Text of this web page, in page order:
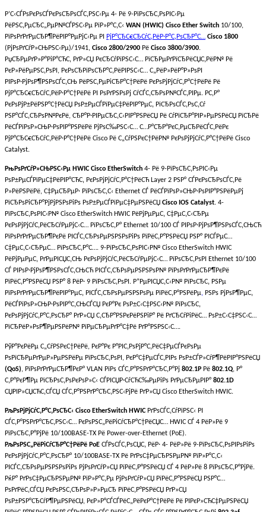
Р’С‹СЃРѕРєРѕСЃРєРѕСЂРѕСЃС‚РЅС‹Рµ 4- Рё 9-РїРѕСЂС‚РѕРІС‹Рµ
РёРЅС‚РµСЂС„РµР№СЃРЅС‹Рµ РїР»Р°С‚С‹ WAN ( HWIC) Cisco Ether Switch 10/100,
РїРѕРґРґРµСЂР¶РёРІР°РµРјС‹Рµ РІ
РјР°СЂС€СЂСѓС‚РёР·Р°С‚РѕСЂР°С… Cisco 1800
(РјРѕРґСѓР»СЊРЅС‹Рµ)/1941, Cisco 2800/2900 Рё Cisco 3800/3900.
РџСЂРµРґР»Р°РіР°СЋС‚ РґР»СЏ РєСЂСѓРїРЅС‹С… РїСЂРµРґРїСЂРёСЏС‚РёР№ Рё
РєР»РёРµРЅС‚РѕРІ, РєРѕСЂРїРѕСЂР°С‚РёРІРЅС‹С… С„РёР»РёР°Р»РѕРІ
РІРѕР·РјРѕР¶РЅРѕСЃС‚СЊ РёРЅС‚РµРіСЂР°С†РёРё РєРѕРјРјСѓС‚Р°С†РёРё Рё
РјР°СЂС€СЂСѓС‚РёР·Р°С†РёРё РІ РѕРґРЅРѕРј СѓСЃС‚СЂРѕР№СЃС‚РІРµ. Р­С‚Р°
РєРѕРјР±РёРЅР°С†РёСЏ РѕР±РµСЃРїРµС‡РёРІР°РµС‚ РїСЂРѕСЃС‚РѕС‚Сѓ
РЅР°СЃС‚СЂРѕР№РєРё, СЂР°Р·РІРµСЂС‚С‹РІР°РЅРёСЏ Рё СѓРїСЂР°РІР»РµРЅРёСЏ РїСЂРё
РёСЃРїРѕР»СЊР·РѕРІР°РЅРёРё РјРѕС‰РЅС‹С… С…Р°СЂР°РєС‚РµСЂРёСЃС‚РёРє
РјР°СЂС€СЂСѓС‚РёР·Р°С†РёРё Cisco Рё С„СѓРЅРєС†РёР№ РєРѕРјРјСѓС‚Р°С†РёРё Cisco
Catalyst.
РњРѕРґСѓР»СЊРЅС‹Рµ HWIC Cisco EtherSwitch 4- Рё 9-РїРѕСЂС‚РѕРІС‹Рµ
РѕР±РµСЃРїРµС‡РёРІР°СЋС‚ РєРѕРјРјСѓС‚Р°С†РёСЋ Layer 2 РЅР° СЃРєРѕСЂРѕСЃС‚Рё
Р»РёРЅРёРё, С‡РµСЂРµР· РїРѕСЂС‚С‹ Ethernet СЃ РёСЃРїРѕР»СЊР·РѕРІР°РЅРёРµРј
РїСЂРѕРіСЂР°РјРјРЅРѕРіРѕ РѕР±РµСЃРїРµС‡РµРЅРёСЏ Cisco IOS Catalyst. 4-
РїРѕСЂС‚РѕРІС‹Р№ Cisco EtherSwitch HWIC РёРјРµРµС‚ С‡РµС‚С‹СЂРµ
РєРѕРјРјСѓС‚РёСЂСѓРµРјС‹С… РїРѕСЂС‚Р° Ethernet 10/100 СЃ РІРѕР·РјРѕР¶РЅРѕСЃС‚СЊСЋ
РїРѕРґРґРµСЂР¶РєРё РІСЃС‚СЂРѕРµРЅРЅРѕРіРѕ РїРёС‚Р°РЅРёСЏ РЅР° РІСЃРµС…
С‡РµС‚С‹СЂРµС… РїРѕСЂС‚Р°С…. 9-РїРѕСЂС‚РѕРІС‹Р№ Cisco EtherSwitch HWIC
РёРјРµРµС‚ РґРµРІСЏС‚СЊ РєРѕРјРјСѓС‚РёСЂСѓРµРјС‹С… РїРѕСЂС‚РѕРІ Ethernet 10/100
СЃ РІРѕР·РјРѕР¶РЅРѕСЃС‚СЊСЋ РІСЃС‚СЂРѕРµРЅРЅРѕР№ РїРѕРґРґРµСЂР¶РєРё
РїРёС‚Р°РЅРёСЏ РЅР° 8 РёР· 9 РїРѕСЂС‚РѕРІ. Р”РµРІСЏС‚С‹Р№ РїРѕСЂС‚ РЅРµ
РїРѕРґРґРµСЂР¶РёРІР°РµС‚ РІСЃС‚СЂРѕРµРЅРЅРѕРµ РїРёС‚Р°РЅРёРµ, РЅРѕ РјРѕР¶РµС‚
РёСЃРїРѕР»СЊР·РѕРІР°С‚СЊСЃСЏ РєР°Рє РѕР±С‹С‡РЅС‹Р№ РїРѕСЂС‚
РєРѕРјРјСѓС‚Р°С‚РѕСЂР° РґР»СЏ С‚СЂР°РЅРєРёРЅРіР° Рё РґСЂСѓРіРёС… РѕР±С‹С‡РЅС‹С…
РїСЂРёР»РѕР¶РµРЅРёР№ РїРµСЂРµРґР°С‡Рё РґР°РЅРЅС‹С….
РўР°РєРёРµ С„СѓРЅРєС†РёРё, РєР°Рє Р°РІС‚РѕРјР°С‚РёС‡РµСЃРєРѕРµ
РѕРїСЂРµРґРµР»РµРЅРёРµ РїРѕСЂС‚РѕРІ, РєР°С‡РµСЃС‚РІРѕ РѕР±СЃР»СѓР¶РёРІР°РЅРёСЏ
(QoS), РїРѕРґРґРµСЂР¶РєР° VLAN РїРѕ СЃС‚Р°РЅРґР°СЂС‚Р°Рј 802.1P Рё 802.1Q, Р°
С‚Р°РєР¶Рµ РїСЂРѕС‚РѕРєРѕР»С‹ СЃРІСЏР·СѓСЋС‰РµРіРѕ РґРµСЂРµРІР° 802.1D
СЏРІР»СЏСЋС‚СЃСЏ СЃС‚Р°РЅРґР°СЂС‚РЅС‹РјРё РґР»СЏ Cisco EtherSwitch HWIC.
РљРѕРјРјСѓС‚Р°С‚РѕСЂС‹ Cisco EtherSwitch HWIC РґРѕСЃС‚СѓРїРЅС‹ РІ
СЃС‚Р°РЅРґР°СЂС‚РЅС‹С… РєРѕРЅС„РёРіСѓСЂР°С†РёСЏС… HWIC СЃ 4 РёР»Рё 9
РїРѕСЂС‚Р°РјРё 10/100BASE-TX Рё Power-over-Ethernet (PoE).
РљРѕРЅС„РёРіСѓСЂР°С†РёРё PoE СЃРѕСЃС‚РѕСЏС‚ РёР· 4- РёР»Рё 9-РїРѕСЂС‚РѕРІРѕРіРѕ
РєРѕРјРјСѓС‚Р°С‚РѕСЂР° 10/100BASE-TX Рё РґРѕС‡РµСЂРЅРµР№ РїР»Р°С‚С‹
РІСЃС‚СЂРѕРµРЅРЅРѕРіРѕ РјРѕРґСѓР»СЏ РїРёС‚Р°РЅРёСЏ СЃ 4 РёР»Рё 8 РїРѕСЂС‚Р°РјРё.
РќР° РґРѕС‡РµСЂРЅРµР№ РїР»Р°С‚Рµ РјРѕРґСѓР»СЏ РїРёС‚Р°РЅРёСЏ РЅР°С…
РѕРґРёС‚СЃСЏ РєРѕРЅС‚СЂРѕР»Р»РµСЂ РїРёС‚Р°РЅРёСЏ РґР»СЏ
РѕР±РЅР°СЂСѓР¶РµРЅРёСЏ, РєР»Р°СЃСЃРёС„РёРєР°С†РёРё Рё РІРєР»СЋС‡РµРЅРёСЏ